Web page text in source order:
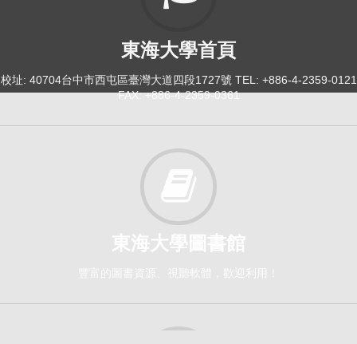
東海大學首頁
校址: 40704台中市西屯區臺灣大道四段1727號 TEL: +886-4-2359-0121
FAX: +886-4-2359-0361
東海大學圖書館
豐富的圖書資源、視聽軟體，歡迎利用！